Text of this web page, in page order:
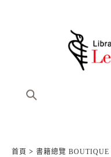
首頁 > 書籍總覽 BOUTIQUE